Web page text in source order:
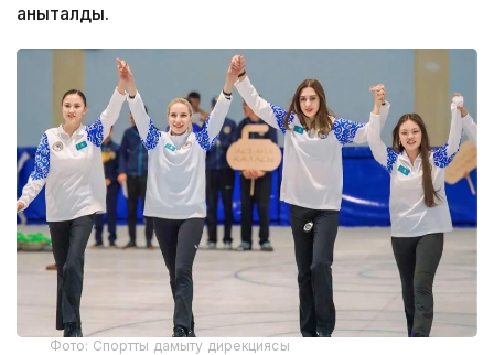
анықталды.
Фото: Спортты дамыту дирекциясы